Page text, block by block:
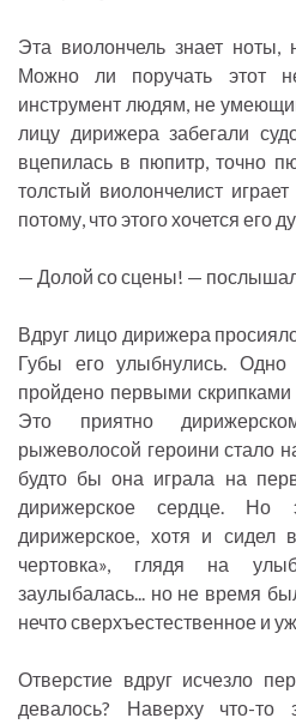
Эта виолончель знает ноты,
Можно ли поручать этот
инструмент людям, не
лицу дирижера забегали
вцепилась в пюпитр, точно
толстый виолончелист
потому, что этого хочется его
— Долой со сцены! —
Вдруг лицо дирижера
Губы его улыбнулись.
пройдено первыми скрипками
Это приятно
рыжеволосой героини стало
будто бы она играла на
дирижерское сердце.
дирижерское, хотя и
чертовка», глядя на
заулыбалась... но не время
нечто сверхъестественное и
Отверстие вдруг исчезло
девалось? Наверху что-то